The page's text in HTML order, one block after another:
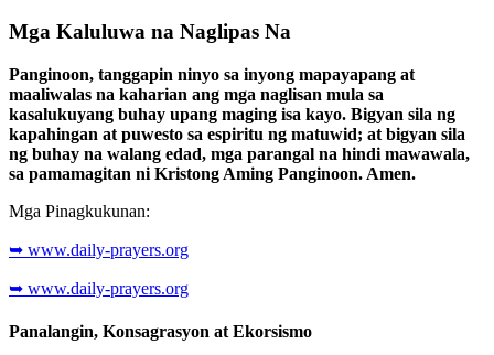
Mga Kaluluwa na Naglipas Na
Panginoon, tanggapin ninyo sa inyong mapayapang at
maaliwalas na kaharian ang mga naglisan mula sa
kasalukuyang buhay upang maging isa kayo. Bigyan sila ng
kapahingan at puwesto sa espiritu ng matuwid; at bigyan sila
ng buhay na walang edad, mga parangal na hindi mawawala,
sa pamamagitan ni Kristong Aming Panginoon. Amen.
Mga Pinagkukunan:
➥ www.daily-prayers.org
➥ www.daily-prayers.org
Panalangin, Konsagrasyon at Ekorsismo